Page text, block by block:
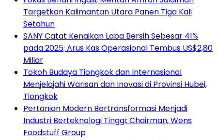
Targetkan Kalimantan Utara Panen Tiga Kali
Setahun
SANY Catat Kenaikan Laba Bersih Sebesar 41%
pada 2025; Arus Kas Operasional Tembus US$2,80
Miliar
Tokoh Budaya Tiongkok dan Internasional
Menjelajahi Warisan dan Inovasi di Provinsi Hubei,
Tiongkok
Pertanian Modern Bertransformasi Menjadi
Industri Berteknologi Tinggi: Chairman, Wens
Foodstuff Group